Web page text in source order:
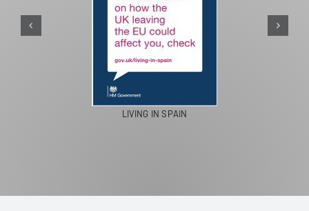
PASEOS EN CAMELLO